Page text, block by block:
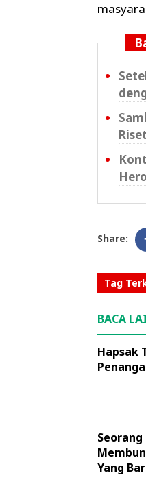
Share:
Tag
BACA
Hapsak
Yang